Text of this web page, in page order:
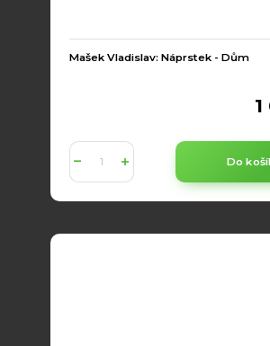
Mašek Vladislav: Náprstek - Dům
Do